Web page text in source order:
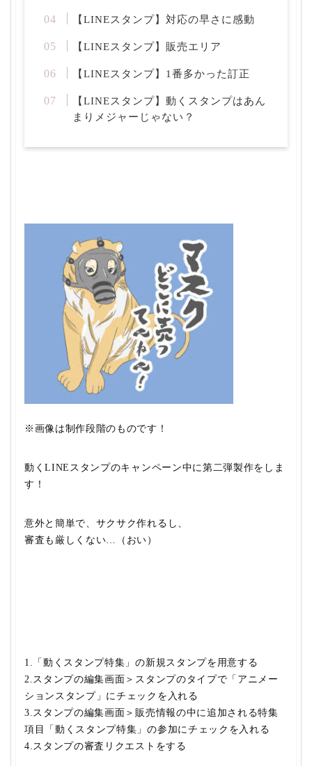
【LINEスタンプ】対応の早さに感動
【LINEスタンプ】販売エリア
【LINEスタンプ】1番多かった訂正
【LINEスタンプ】動くスタンプはあん
まりメジャーじゃない？
※画像は制作段階のものです！
動くLINEスタンプのキャンペーン中に第二弾製作をしま
す！
意外と簡単で、サクサク作れるし、
審査も厳しくない…（おい）
1.「動くスタンプ特集」の新規スタンプを用意する
2.スタンプの編集画面＞スタンプのタイプで「アニメー
ションスタンプ」にチェックを入れる
3.スタンプの編集画面＞販売情報の中に追加される特集
項目「動くスタンプ特集」の参加にチェックを入れる
4.スタンプの審査リクエストをする